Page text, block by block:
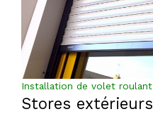
Installation de volet roulant
Stores extérieurs